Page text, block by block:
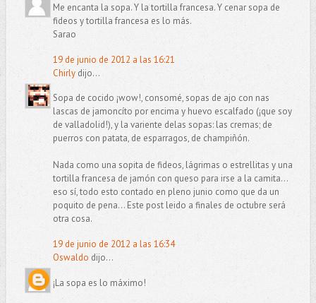
Me encanta la sopa. Y la tortilla francesa. Y cenar sopa de
fideos y tortilla francesa es lo más.
Sarao
19 de junio de 2012 a las 16:21
Chirlydijo...
Sopa de cocido ¡wow!, consomé, sopas de ajo con nas
lascas de jamoncíto por encima y huevo escalfado (¡que soy
de valladolid!), y la variente delas sopas: las cremas; de
puerros con patata, de esparragos, de champiñón.
Nada como una sopita de fideos, lágrimas o estrellitas y una
tortilla francesa de jamón con queso para irse a la camita...
eso sí, todo esto contado en pleno junio como que da un
poquito de pena... Este post leido a finales de octubre será
otra cosa.
19 de junio de 2012 a las 16:34
Oswaldo dijo...
¡La sopa es lo máximo!